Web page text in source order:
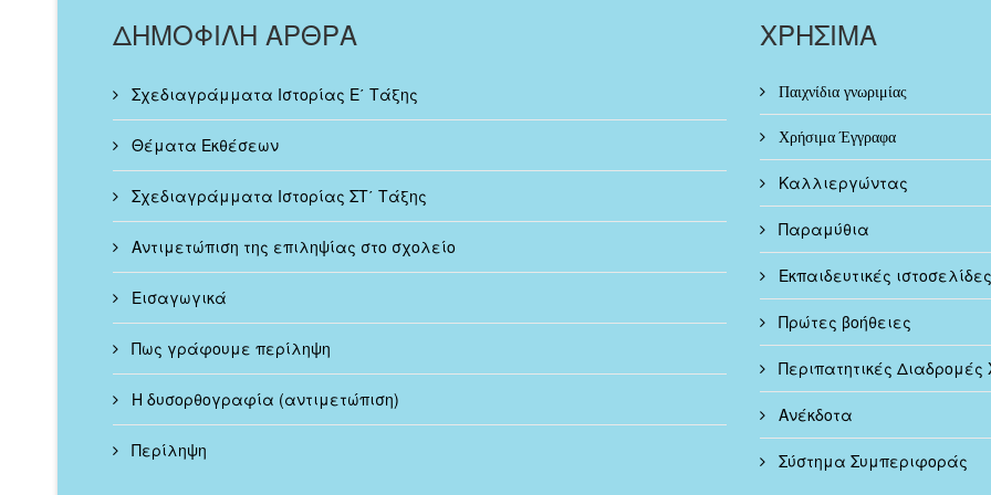
ΔΗΜΟΦΙΛΗ ΑΡΘΡΑ
Σχεδιαγράμματα Ιστορίας Ε΄ Τάξης
Θέματα Εκθέσεων
Σχεδιαγράμματα Ιστορίας ΣΤ΄ Τάξης
Αντιμετώπιση της επιληψίας στο σχολείο
Εισαγωγικά
Πως γράφουμε περίληψη
Η δυσορθογραφία (αντιμετώπιση)
Περίληψη
ΧΡΗΣΙΜΑ
Παιχνίδια γνωριμίας
Χρήσιμα Έγγραφα
Καλλιεργώντας
Παραμύθια
Εκπαιδευτικές ιστοσελίδες
Πρώτες βοήθειες
Περιπατητικές Διαδρομές
Ανέκδοτα
Σύστημα Συμπεριφοράς